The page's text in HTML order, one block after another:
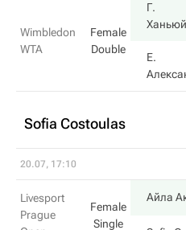
Wimbledon
WTA
Female
Double
Г.
Ханьюй
Е.
Sofia Costoulas
20.07, 17:10
Livesport
Prague
Female
Single
Айла